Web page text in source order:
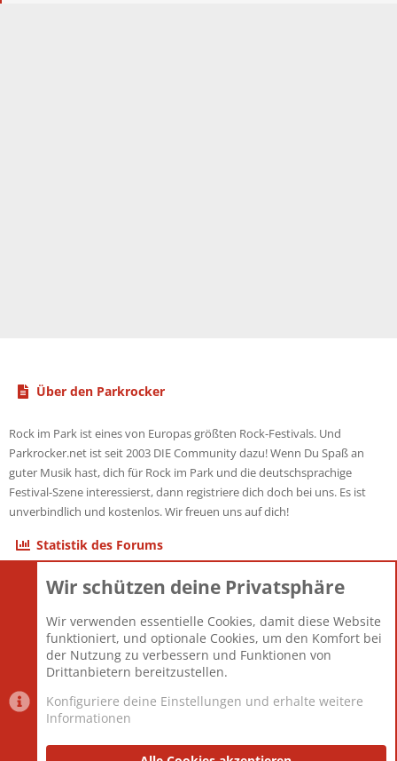
Über den Parkrocker
Rock im Park ist eines von Europas größten Rock-Festivals. Und
Parkrocker.net ist seit 2003 DIE Community dazu! Wenn Du Spaß an
guter Musik hast, dich für Rock im Park und die deutschsprachige
Festival-Szene interessierst, dann registriere dich doch bei uns. Es ist
unverbindlich und kostenlos. Wir freuen uns auf dich!
Statistik des Forums
Themen
Mitglieder
12.427
Neuestes Mitglied
Berlin
Wir schützen deine Privatsphäre
Wir verwenden essentielle Cookies, damit diese Website
funktioniert, und optionale Cookies, um den Komfort bei
der Nutzung zu verbessern und Funktionen von
Drittanbietern bereitzustellen.
Konfiguriere deine Einstellungen und erhalte weitere
Informationen